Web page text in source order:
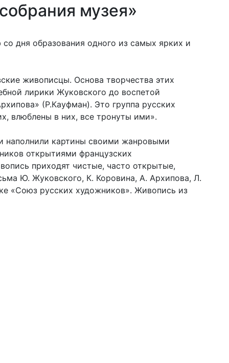
музея»
дня образования одного из самых ярких и
живописцы. Основа творчества этих
лирики Жуковского до воспетой
(Р.Кауфман). Это группа русских
влюблены в них, все тронуты ими».
наполнили картины своими жанровыми
открытиями французских
приходят чистые, часто открытые,
Ю. Жуковского, К. Коровина, А. Архипова, Л.
«Союз русских художников». Живопись из